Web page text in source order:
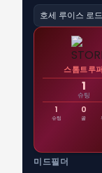
호세 루이스 로
스톰트루퍼
1
슈팅
1
슈팅
0
골
미드필더